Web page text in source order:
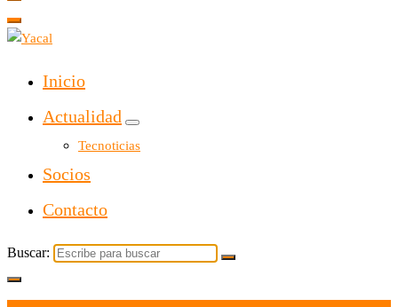
Yacal micro hosting
Inicio
Actualidad
Tecnoticias
Socios
Contacto
Buscar: